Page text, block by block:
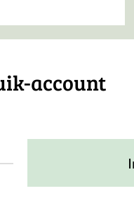
account